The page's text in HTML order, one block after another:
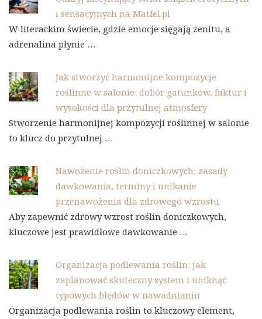
i sensacyjnych na Matfel.pl
W literackim świecie, gdzie emocje sięgają zenitu, a
adrenalina płynie …
Jak stworzyć harmonijne kompozycje
roślinne w salonie: dobór gatunków, faktur i
wysokości dla przytulnej atmosfery
Stworzenie harmonijnej kompozycji roślinnej w salonie
to klucz do przytulnej …
Nawożenie roślin doniczkowych: zasady
dawkowania, terminy i unikanie
przenawożenia dla zdrowego wzrostu
Aby zapewnić zdrowy wzrost roślin doniczkowych,
kluczowe jest prawidłowe dawkowanie …
Organizacja podlewania roślin: jak
zaplanować skuteczny system i uniknąć
typowych błędów w nawadnianiu
Organizacja podlewania roślin to kluczowy element,